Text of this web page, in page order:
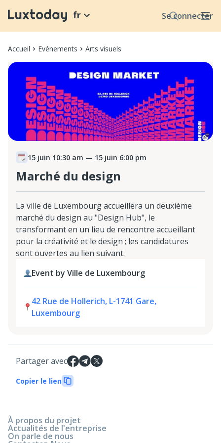
Se connecter
fr
Accueil Evénements Arts visuels
15 juin 10:30 am — 15 juin 6:00 pm
Marché du design
La ville de Luxembourg accueillera un deuxième
marché du design au "Design Hub", le
transformant en un lieu de rencontre accueillant
pour la créativité et le design ; les candidatures
sont ouvertes au lien suivant.
Event by Ville de Luxembourg
42 Rue de Hollerich, L-1741 Gare,
Luxembourg
Partager avec
Copier le lien
À propos du projet
Actualités de l'entreprise
On parle de nous